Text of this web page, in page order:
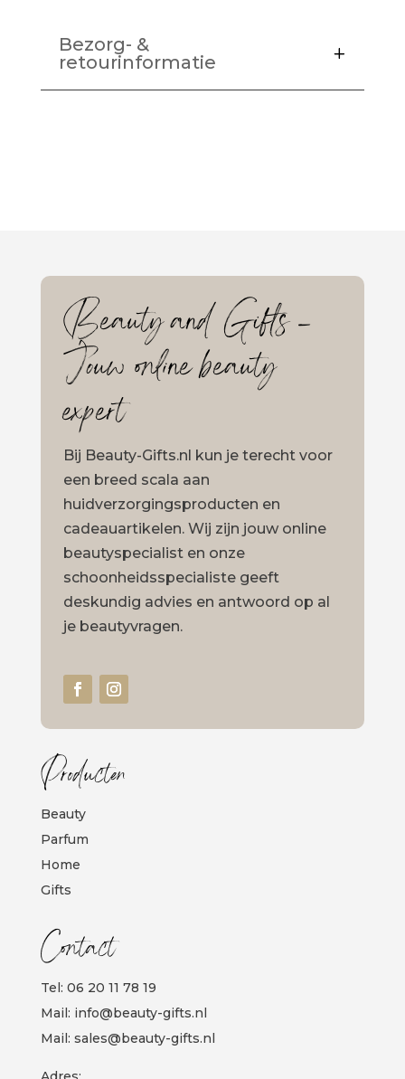
Bezorg- &
retourinformatie
Beauty and Gifts –
Jouw online beauty
expert
Bij Beauty-Gifts.nl kun je terecht voor
een breed scala aan
huidverzorgingsproducten en
cadeauartikelen. Wij zijn jouw online
beautyspecialist en onze
schoonheidsspecialiste geeft
deskundig advies en antwoord op al
je beautyvragen.
Producten
Beauty
Parfum
Home
Gifts
Contact
Tel: 06 20 11 78 19
Mail: info@beauty-gifts.nl
Mail: sales@beauty-gifts.nl